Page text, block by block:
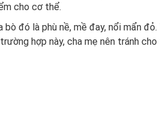
cho cơ thể.
đó là phù nề, mề đay, nổi mẩn
hợp này, cha mẹ nên tránh